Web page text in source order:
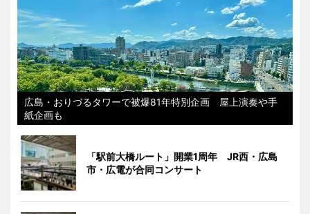
広島・おりづるタワーで被爆81年特別企画 屋上演奏や手
紙企画も
「駅前大橋ルート」開業1周年 JR西・広島
市・広電が合同コンサート